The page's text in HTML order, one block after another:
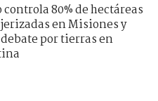
controla 80% de hectáreas
en Misiones y
por tierras en